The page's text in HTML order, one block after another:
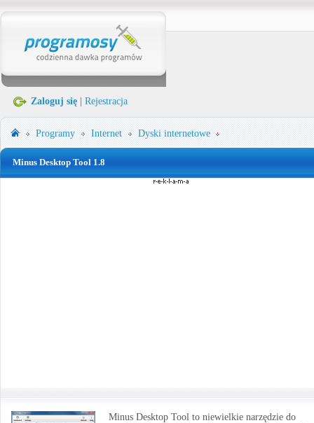
Zaloguj się Rejestracja
Programy Internet Dyski internetowe
Minus Desktop Tool 1.8
Minus Desktop Tool to niewielkie narzędzie do